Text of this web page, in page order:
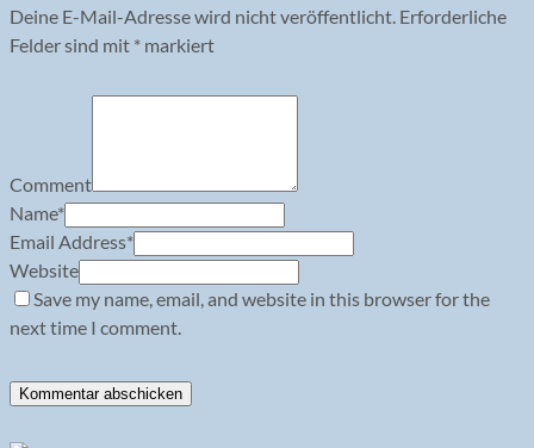
Deine E-Mail-Adresse wird nicht veröffentlicht. Erforderliche
Felder sind mit * markiert
Comment
Name*
Email Address*
Website
Save my name, email, and website in this browser for the
next time I comment.